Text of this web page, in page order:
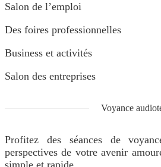
Salon de l’emploi
Des foires professionnelles
Business et activités
Salon des entreprises
Voyance
Profitez des séances de
perspectives de votre avenir